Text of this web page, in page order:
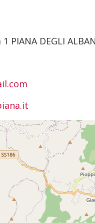
PIANA DEGLI